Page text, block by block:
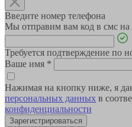
Введите номер телефона
Мы отправим вам код в смс
Требуется подтверждение по
Ваше имя *
Нажимая на кнопку ниже, я
персональных данных в
конфиденциальности
Зарегистрироваться